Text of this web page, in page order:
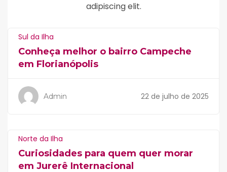
adipiscing elit.
Sul da Ilha
Conheça melhor o bairro Campeche
em Florianópolis
Admin 22 de julho de 2025
Norte da Ilha
Curiosidades para quem quer morar
em Jurerê Internacional